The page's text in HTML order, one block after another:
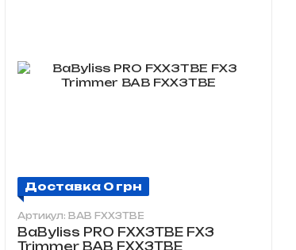
Доставка 0 грн
Артикул: BAB FXX3TBE
BaByliss PRO FXX3TBE FX3
Trimmer BAB FXX3TBE